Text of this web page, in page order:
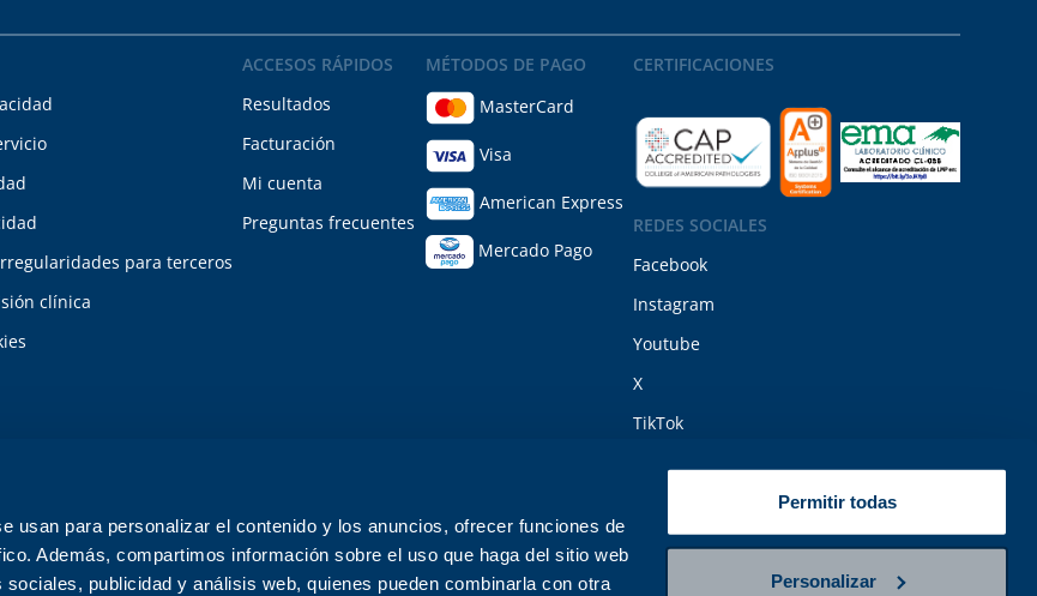
usan para personalizar el contenido y los anuncios, ofrecer funciones de
Además, compartimos información sobre el uso que haga del sitio web
publicidad y análisis web, quienes pueden combinarla con otra
Permitir todas
Personalizar
para terceros
clínica
ACCESOS RÁPIDOS
Resultados
Facturación
Mi cuenta
Preguntas frecuentes
MÉTODOS DE PAGO
MasterCard
Visa
American Express
Mercado Pago
CERTIFICACIONES
REDES SOCIALES
Facebook
Instagram
Youtube
X
TikTok
2100191, de la Universidad Autónoma de Yucatán. Laboratorio Medico Polanco 11 de junio del 2025. Todos los derechos reservados.